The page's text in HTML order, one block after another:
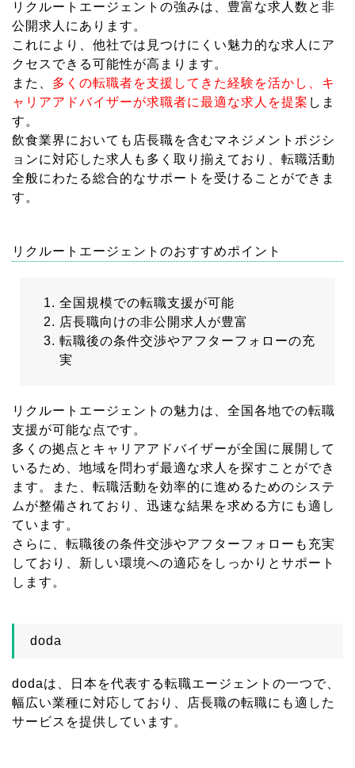
リクルートエージェントの強みは、豊富な求人数と非
公開求人にあります。
これにより、他社では見つけにくい魅力的な求人にア
クセスできる可能性が高まります。
また、 多くの転職者を支援してきた経験を活かし、キ
ャリアアドバイザーが求職者に最適な求人を提案 しま
す。
飲食業界においても店長職を含むマネジメントポジシ
ョンに対応した求人も多く取り揃えており、転職活動
全般にわたる総合的なサポートを受けることができま
す。
リクルートエージェントのおすすめポイント
全国規模での転職支援が可能
店長職向けの非公開求人が豊富
転職後の条件交渉やアフターフォローの充
実
リクルートエージェントの魅力は、全国各地での転職
支援が可能な点です。
多くの拠点とキャリアアドバイザーが全国に展開して
いるため、地域を問わず最適な求人を探すことができ
ます。また、転職活動を効率的に進めるためのシステ
ムが整備されており、迅速な結果を求める方にも適し
ています。
さらに、転職後の条件交渉やアフターフォローも充実
しており、新しい環境への適応をしっかりとサポート
します。
doda
dodaは、日本を代表する転職エージェントの一つで、
幅広い業種に対応しており、店長職の転職にも適した
サービスを提供しています。